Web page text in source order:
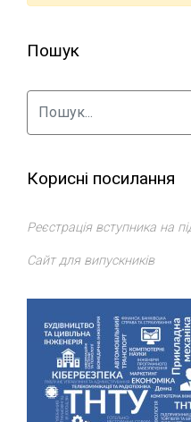
Пошук
Корисні посилання
Реєстрація вступника на
Сайт для випускників